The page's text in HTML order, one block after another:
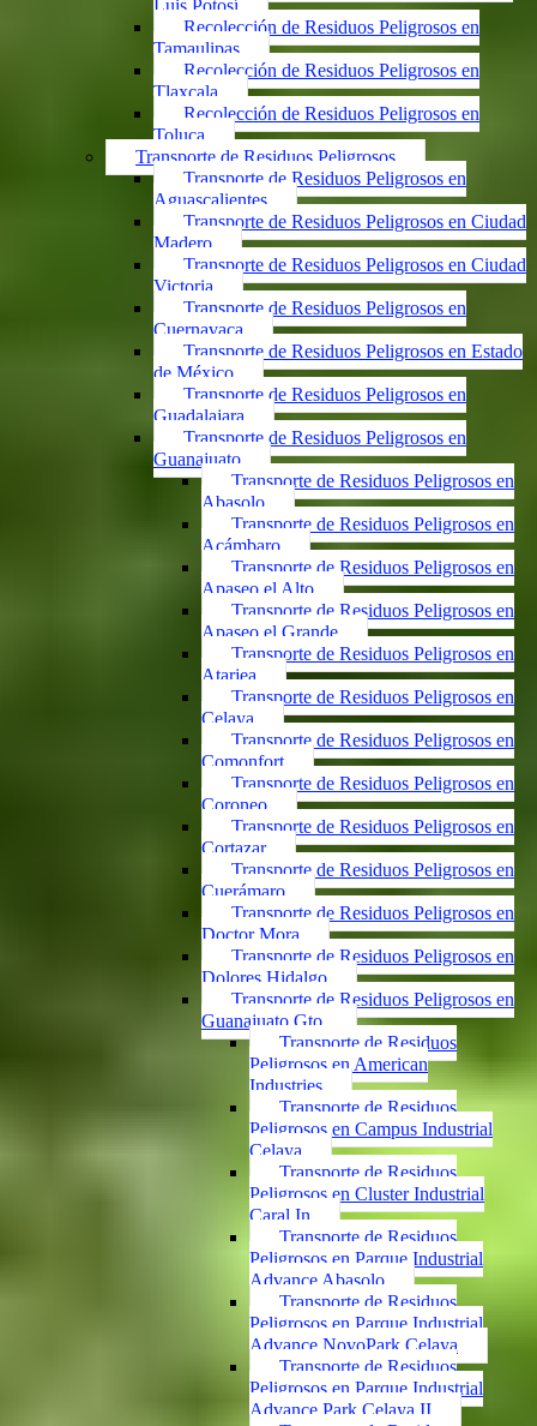
Luis Potosí
Recolección de Residuos Peligrosos en
Tamaulipas
Recolección de Residuos Peligrosos en
Tlaxcala
Recolección de Residuos Peligrosos en
Toluca
Transporte de Residuos Peligrosos
Transporte de Residuos Peligrosos en
Aguascalientes
Transporte de Residuos Peligrosos en Ciudad
Madero
Transporte de Residuos Peligrosos en Ciudad
Victoria
Transporte de Residuos Peligrosos en
Cuernavaca
Transporte de Residuos Peligrosos en Estado
de México
Transporte de Residuos Peligrosos en
Guadalajara
Transporte de Residuos Peligrosos en
Guanajuato
Transporte de Residuos Peligrosos en
Abasolo
Transporte de Residuos Peligrosos en
Acámbaro
Transporte de Residuos Peligrosos en
Apaseo el Alto
Transporte de Residuos Peligrosos en
Apaseo el Grande
Transporte de Residuos Peligrosos en
Atarjea
Transporte de Residuos Peligrosos en
Celaya
Transporte de Residuos Peligrosos en
Comonfort
Transporte de Residuos Peligrosos en
Coroneo
Transporte de Residuos Peligrosos en
Cortazar
Transporte de Residuos Peligrosos en
Cuerámaro
Transporte de Residuos Peligrosos en
Doctor Mora
Transporte de Residuos Peligrosos en
Dolores Hidalgo
Transporte de Residuos Peligrosos en
Guanajuato Gto.
Transporte de Residuos
Peligrosos en American
Industries
Transporte de Residuos
Peligrosos en Campus Industrial
Celaya
Transporte de Residuos
Peligrosos en Cluster Industrial
Caral In
Transporte de Residuos
Peligrosos en Parque Industrial
Advance Abasolo
Transporte de Residuos
Peligrosos en Parque Industrial
Advance NovoPark Celaya
Transporte de Residuos
Peligrosos en Parque Industrial
Advance Park Celaya II